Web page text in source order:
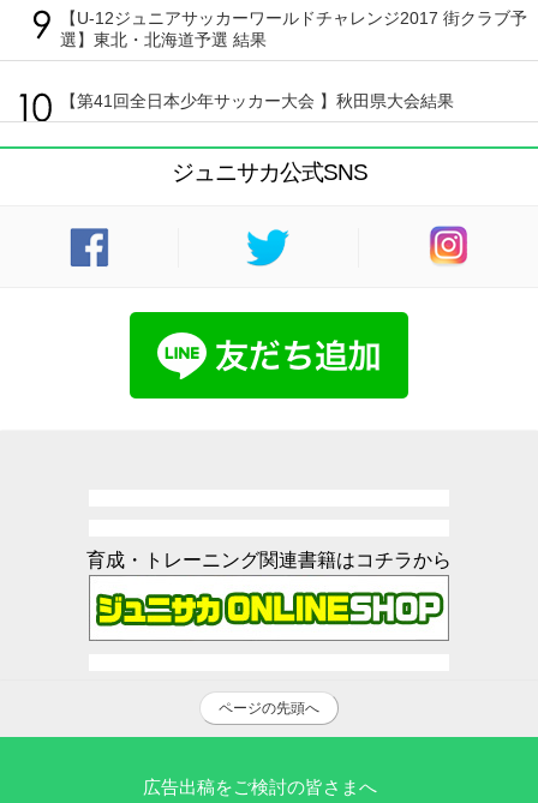
【U-12ジュニアサッカーワールドチャレンジ2017 街クラブ予
選】東北・北海道予選 結果
【第41回全日本少年サッカー大会 】秋田県大会結果
ジュニサカ公式SNS
育成・トレーニング関連書籍はコチラから
ページの先頭へ
広告出稿をご検討の皆さまへ